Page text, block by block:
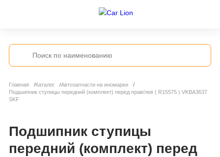
Главная Каталог
Автозапчасти на иномарки
Подшипник ступицы передний (комплект) перед прав/лев ( R15575 ) VKBA3637
SKF
Подшипник ступицы
передний (комплект) перед